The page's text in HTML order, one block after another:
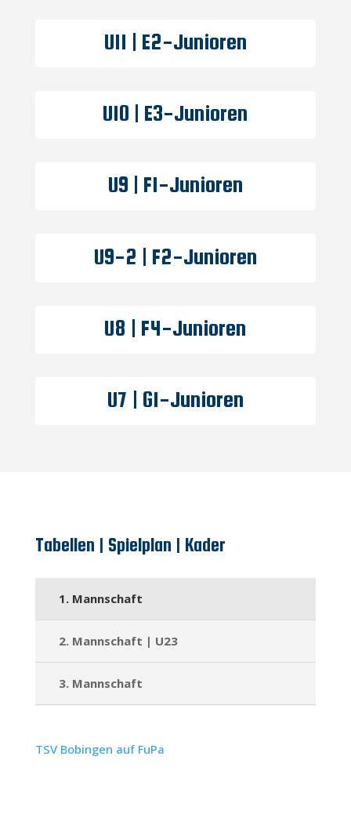
U11 | E2-Junioren
U10 | E3-Junioren
U9 | F1-Junioren
U9-2 | F2-Junioren
U8 | F4-Junioren
U7 | G1-Junioren
Tabellen | Spielplan | Kader
1. Mannschaft
2. Mannschaft | U23
3. Mannschaft
TSV Bobingen auf FuPa